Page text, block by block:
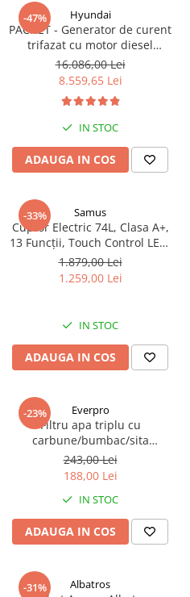
-47% Hyundai
PACHET - Generator de curent
trifazat cu motor diesel
Hyundai DHY8600SE-T, putere
motor 12 CP, Putere maxima
7.9 kVA, tensiune 380 / 220 V +
Automatizare trifazata ATS12-
3P
16.086,00 Lei
8.559,65 Lei
IN STOC
ADAUGA IN COS
-33% Samus
Cuptor Electric 74L, Clasa A+,
13 Funcții, Touch Control LED,
Panou Sticlă Neagră – Grill,
Convectie 3D, Autocurățare
Catalitică + Accesorii Incluse
1.879,00 Lei
1.259,00 Lei
IN STOC
ADAUGA IN COS
-23% Everpro
Filtru apa triplu cu
carbune/bumbac/sita
3x3/4"*10
243,00 Lei
188,00 Lei
IN STOC
ADAUGA IN COS
-31% Albatros